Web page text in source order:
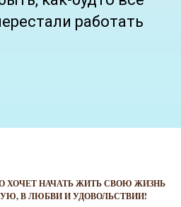
работать
ХОЧЕТ НАЧАТЬ ЖИТЬ СВОЮ ЖИЗНЬ
В ЛЮБВИ И УДОВОЛЬСТВИИ!